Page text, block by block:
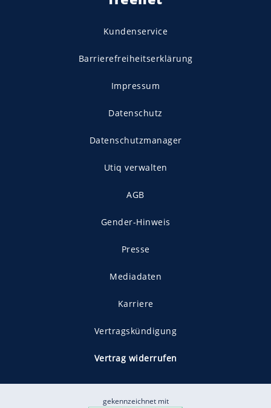
Kundenservice
Barrierefreiheitserklärung
Impressum
Datenschutz
Datenschutzmanager
Utiq verwalten
AGB
Gender-Hinweis
Presse
Mediadaten
Karriere
Vertragskündigung
Vertrag widerrufen
gekennzeichnet mit